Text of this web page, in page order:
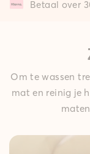
Betaal over
Om te wassen
mat en reinig je